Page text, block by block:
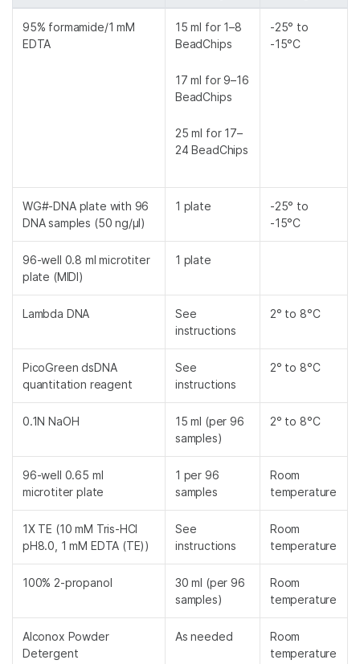
95% formamide/1 mM
EDTA
15 ml for 1–8
BeadChips
17 ml for 9–16
BeadChips
25 ml for 17–
24 BeadChips
-25° to
-15°C
WG#-DNA plate with 96
DNA samples (50 ng/µl)
1 plate
-25° to
-15°C
96-well 0.8 ml microtiter
plate (MIDI)
1 plate
Lambda DNA
See
instructions
2° to 8°C
PicoGreen dsDNA
quantitation reagent
See
instructions
2° to 8°C
0.1N NaOH
15 ml (per 96
samples)
2° to 8°C
96-well 0.65 ml
microtiter plate
1 per 96
samples
Room
temperature
1X TE (10 mM Tris-HCl
pH8.0, 1 mM EDTA (TE))
See
instructions
Room
temperature
100% 2-propanol
30 ml (per 96
samples)
Room
temperature
Alconox Powder
Detergent
As needed
Room
temperature